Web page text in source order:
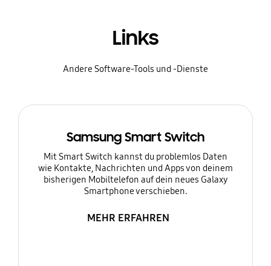
Links
Andere Software-Tools und -Dienste
Samsung Smart Switch
Mit Smart Switch kannst du problemlos Daten
wie Kontakte, Nachrichten und Apps von deinem
bisherigen Mobiltelefon auf dein neues Galaxy
Smartphone verschieben.
MEHR ERFAHREN